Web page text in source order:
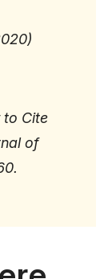
to Cite
of